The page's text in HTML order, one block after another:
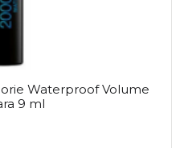
Waterproof Volume
9 ml